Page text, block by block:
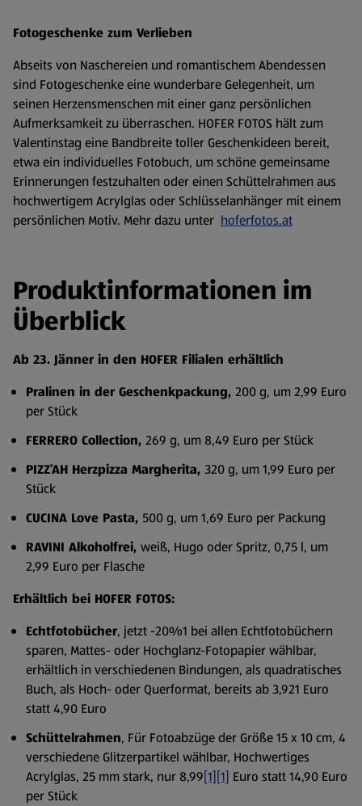
Fotogeschenke zum Verlieben
Abseits von Naschereien und romantischem Abendessen
sind Fotogeschenke eine wunderbare Gelegenheit, um
seinen Herzensmenschen mit einer ganz persönlichen
Aufmerksamkeit zu überraschen. HOFER FOTOS hält zum
Valentinstag eine Bandbreite toller Geschenkideen bereit,
etwa ein individuelles Fotobuch, um schöne gemeinsame
Erinnerungen festzuhalten oder einen Schüttelrahmen aus
hochwertigem Acrylglas oder Schlüsselanhänger mit einem
persönlichen Motiv. Mehr dazu unter hoferfotos.at
Produktinformationen im
Überblick
Ab 23. Jänner in den HOFER Filialen erhältlich
Pralinen in der Geschenkpackung, 200 g, um 2,99 Euro
per Stück
FERRERO Collection, 269 g, um 8,49 Euro per Stück
PIZZ’AH Herzpizza Margherita, 320 g, um 1,99 Euro per
Stück
CUCINA Love Pasta, 500 g, um 1,69 Euro per Packung
RAVINI Alkoholfrei, weiß, Hugo oder Spritz, 0,75 l, um
2,99 Euro per Flasche
Erhältlich bei HOFER FOTOS:
Echtfotobücher, jetzt -20%1 bei allen Echtfotobüchern
sparen, Mattes- oder Hochglanz-Fotopapier wählbar,
erhältlich in verschiedenen Bindungen, als quadratisches
Buch, als Hoch- oder Querformat, bereits ab 3,921 Euro
statt 4,90 Euro
Schüttelrahmen, Für Fotoabzüge der Größe 15 x 10 cm, 4
verschiedene Glitzerpartikel wählbar, Hochwertiges
Acrylglas, 25 mm stark, nur 8,99[1][1] Euro statt 14,90 Euro
per Stück